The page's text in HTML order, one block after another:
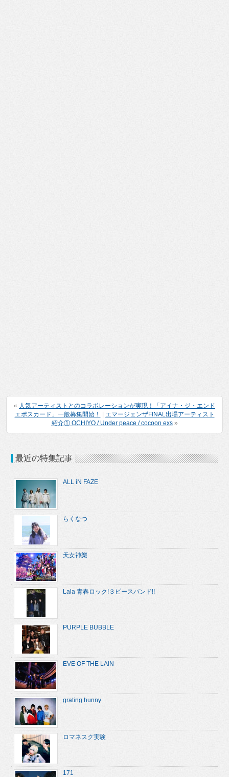
« 人気アーティストとのコラボレーションが実現！「アイナ・ジ・エンド
エポスカード」一般募集開始！
エマージェンザFINAL出場アーティスト
紹介① OCHIYO / Under peace / cocoon exs»
最近の特集記事
ALL iN FAZE
らくなつ
天女神樂
Lala 青春ロック!３ピースバンド!!
PURPLE BUBBLE
EVE OF THE LAIN
grating hunny
ロマネスク実験
171